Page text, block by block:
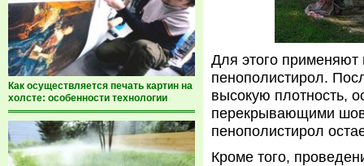
Как осуществляется печать картин на
холсте: особенности технологии
Для этого применяют
пенополистирол.
высокую плотность,
перекрывающими
пенополистирол
Кроме того,